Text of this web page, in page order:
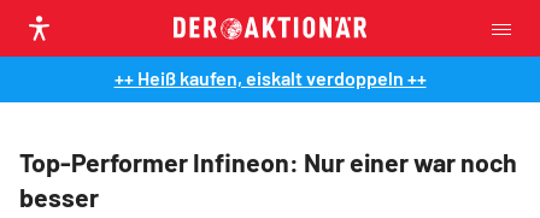
++ Heiß kaufen, eiskalt verdoppeln ++
Top-Performer Infineon: Nur einer war noch
besser